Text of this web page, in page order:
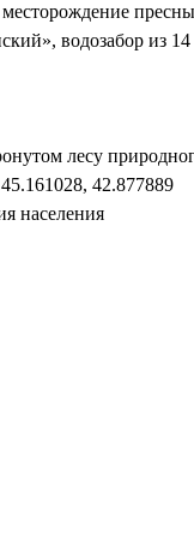
водозабор из
лесу
42.877889
населения